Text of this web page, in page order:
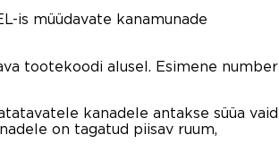
is müüdavate kanamunade
tootekoodi alusel. Esimene number
kanadele antakse süüa vaid
on tagatud piisav ruum,